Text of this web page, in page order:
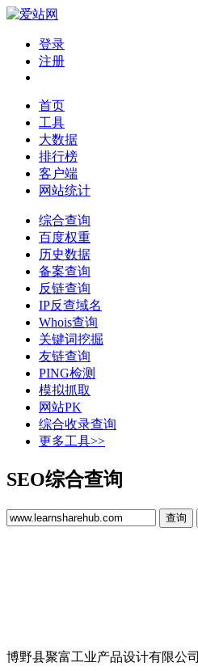
登录
注册
首页
工具
大数据
排行榜
客户端
网站统计
综合查询
百度权重
历史数据
备案查询
反链查询
IP反查域名
Whois查询
关键词挖掘
友链查询
PING检测
模拟抓取
网站PK
综合收录查询
更多工具>>
SEO综合查询
博野县聚富工业产品设计有限公司